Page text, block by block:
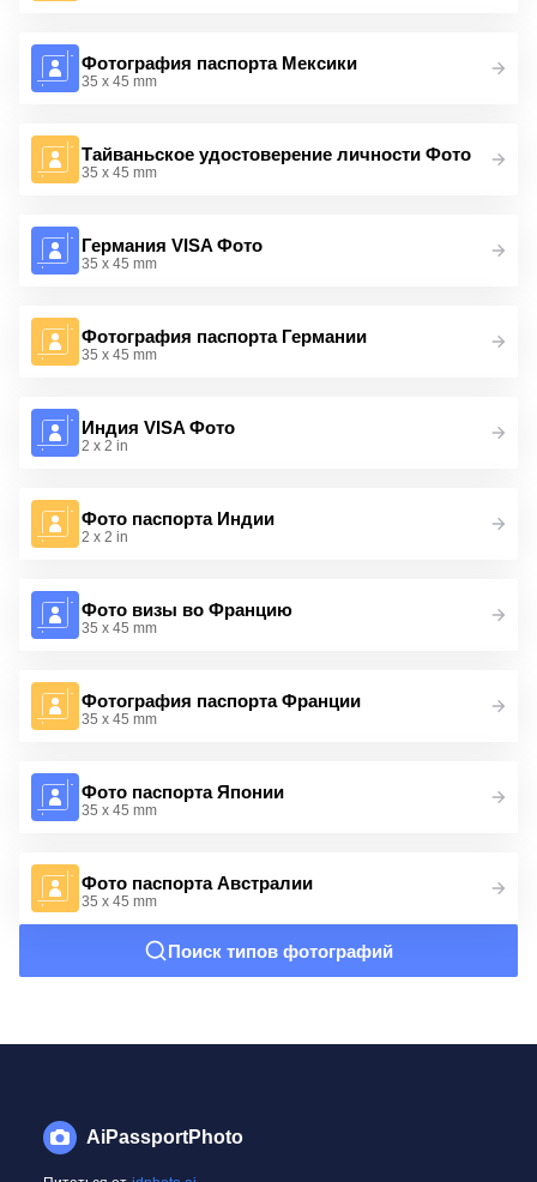
Фотография паспорта Мексики
35 x 45 mm
Тайваньское удостоверение личности Фото
35 x 45 mm
Германия VISA Фото
35 x 45 mm
Фотография паспорта Германии
35 x 45 mm
Индия VISA Фото
2 x 2 in
Фото паспорта Индии
2 x 2 in
Фото визы во Францию
35 x 45 mm
Фотография паспорта Франции
35 x 45 mm
Фото паспорта Японии
35 x 45 mm
Фото паспорта Австралии
35 x 45 mm
Поиск типов фотографий
AiPassportPhoto